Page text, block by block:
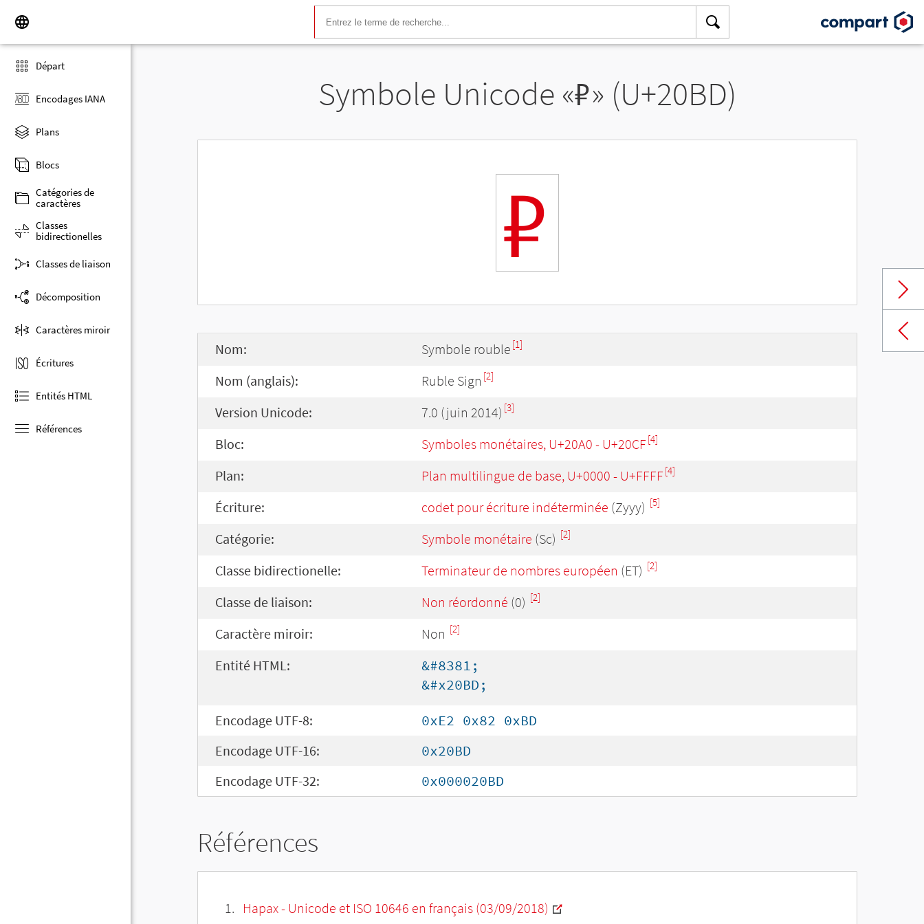
Départ
Encodages IANA
Plans
Blocs
Catégories de
caractères
Classes
bidirectionelles
Classes de liaison
Décomposition
Caractères miroir
Écritures
Entités HTML
Références
Symbole Unicode «₽» (U+20BD)
₽
Nom: Symbole rouble [1]
Nom (anglais): Ruble Sign [2]
Version Unicode: 7.0 (juin 2014) [3]
Bloc: Symboles monétaires, U+20A0 - U+20CF[4]
Plan: Plan multilingue de base, U+0000 - U+FFFF[4]
Écriture: codet pour écriture indéterminée (Zyyy) [5]
Catégorie: Symbole monétaire (Sc) [2]
Classe bidirectionelle: Terminateur de nombres européen (ET) [2]
Classe de liaison: Non réordonné (0) [2]
Caractère miroir: Non [2]
Entité HTML:
&#8381;
&#x20BD;
Encodage UTF-8:
0xE2 0x82 0xBD
Encodage UTF-16:
0x20BD
Encodage UTF-32:
0x000020BD
Références
Hapax - Unicode et ISO 10646 en français (03/09/2018)